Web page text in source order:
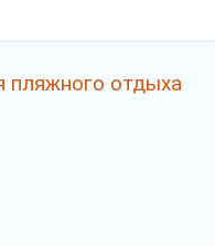
пляжного отдыха